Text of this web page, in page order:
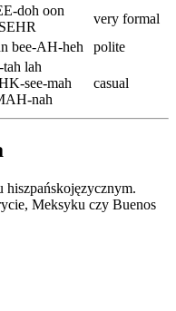
doh oon
very formal
bee-AH-heh
polite
lah
see-mah
nah
casual
hiszpańskojęzycznym.
Meksyku czy Buenos